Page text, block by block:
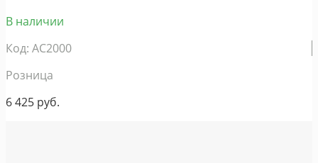
В наличии
Код: AC2000
Розница
6 425 руб.